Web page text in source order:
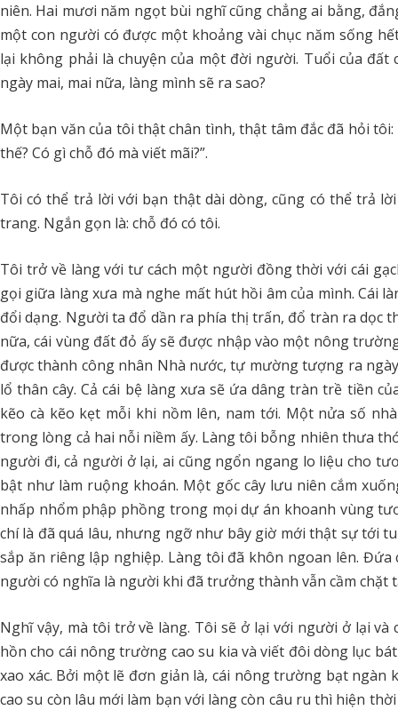
niên. Hai mươi năm ngọt bùi nghĩ cũng chẳng ai bằng,
một con người có được một khoảng vài chục năm sống
lại không phải là chuyện của một đời người. Tuổi của đất
ngày mai, mai nữa, làng mình sẽ ra sao?
Một bạn văn của tôi thật chân tình, thật tâm đắc đã hỏi
thế? Có gì chỗ đó mà viết mãi?”.
Tôi có thể trả lời với bạn thật dài dòng, cũng có thể trả
trang. Ngắn gọn là: chỗ đó có tôi.
Tôi trở về làng với tư cách một người đồng thời với cái
gọi giữa làng xưa mà nghe mất hút hồi âm của mình. Cái
đổi dạng. Người ta đổ dần ra phía thị trấn, đổ tràn ra dọc
nữa, cái vùng đất đỏ ấy sẽ được nhập vào một nông
được thành công nhân Nhà nước, tự mường tượng ra
lổ thân cây. Cả cái bệ làng xưa sẽ ứa dâng tràn trề tiền
kẽo cà kẽo kẹt mỗi khi nồm lên, nam tới. Một nửa số
trong lòng cả hai nỗi niềm ấy. Làng tôi bỗng nhiên thưa
người đi, cả người ở lại, ai cũng ngổn ngang lo liệu cho
bật như làm ruộng khoán. Một gốc cây lưu niên cắm
nhấp nhổm phập phồng trong mọi dự án khoanh vùng
chí là đã quá lâu, nhưng ngỡ như bây giờ mới thật sự tới
sắp ăn riêng lập nghiệp. Làng tôi đã khôn ngoan lên.
người có nghĩa là người khi đã trưởng thành vẫn cầm chặt
Nghĩ vậy, mà tôi trở về làng. Tôi sẽ ở lại với người ở lại
hồn cho cái nông trường cao su kia và viết đôi dòng lục
xao xác. Bởi một lẽ đơn giản là, cái nông trường bạt
cao su còn lâu mới làm bạn với làng còn câu ru thì hiện